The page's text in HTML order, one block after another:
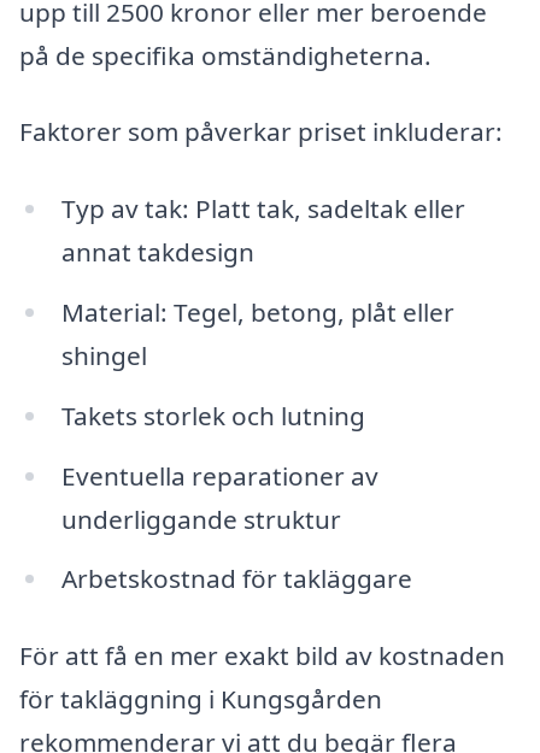
upp till 2500 kronor eller mer beroende
på de specifika omständigheterna.
Faktorer som påverkar priset inkluderar:
Typ av tak: Platt tak, sadeltak eller
annat takdesign
Material: Tegel, betong, plåt eller
shingel
Takets storlek och lutning
Eventuella reparationer av
underliggande struktur
Arbetskostnad för takläggare
För att få en mer exakt bild av kostnaden
för takläggning i Kungsgården
rekommenderar vi att du begär flera